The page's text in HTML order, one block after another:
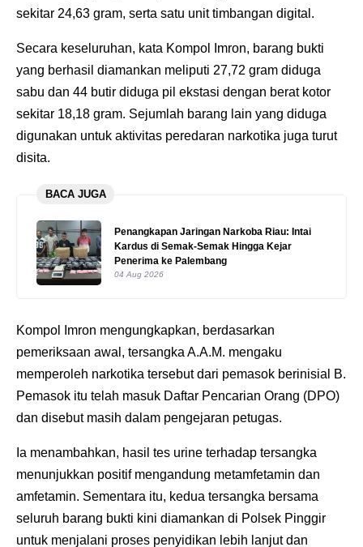
sekitar 24,63 gram, serta satu unit timbangan digital.
Secara keseluruhan, kata Kompol Imron, barang bukti
yang berhasil diamankan meliputi 27,72 gram diduga
sabu dan 44 butir diduga pil ekstasi dengan berat kotor
sekitar 18,18 gram. Sejumlah barang lain yang diduga
digunakan untuk aktivitas peredaran narkotika juga turut
disita.
BACA JUGA
Penangkapan Jaringan Narkoba Riau: Intai
Kardus di Semak-Semak Hingga Kejar
Penerima ke Palembang
04 Aug 2026
Kompol Imron mengungkapkan, berdasarkan
pemeriksaan awal, tersangka A.A.M. mengaku
memperoleh narkotika tersebut dari pemasok berinisial B.
Pemasok itu telah masuk Daftar Pencarian Orang (DPO)
dan disebut masih dalam pengejaran petugas.
Ia menambahkan, hasil tes urine terhadap tersangka
menunjukkan positif mengandung metamfetamin dan
amfetamin. Sementara itu, kedua tersangka bersama
seluruh barang bukti kini diamankan di Polsek Pinggir
untuk menjalani proses penyidikan lebih lanjut dan